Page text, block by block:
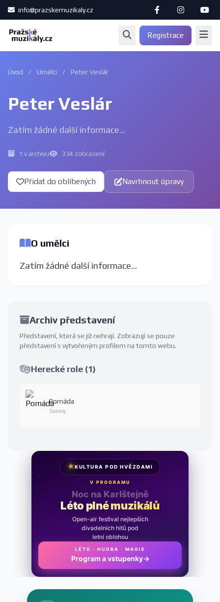
info@prazskemuzikaly.cz
Registrace
Úvod / Umělci / Peter Veslár
Peter Veslár
Zatím žádné další informace...
1 v archivu 334 zobrazení
Přidat do oblíbených Navrhnout úpravy
O umělci
Zatím žádné další informace...
Archiv představení
Představení, která se již nehrají. Zobrazují se pouze
představení s vytvořeným profilem na tomto webu.
Herecké role (1)
Pomáda
Sonny
★KULTURA POD HVĚZDAMI
V PROGRAMU
Noc na Karlštejně
Léto plné muzikálů
Open-air festival nejlepších
divadelních hitů pod
letní oblohou
LÉTO · HUDBA · MAGIE
Program a vstupenky →